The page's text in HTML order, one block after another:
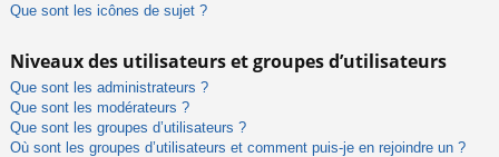
Que sont les icônes de sujet ?
Niveaux des utilisateurs et groupes d’utilisateurs
Que sont les administrateurs ?
Que sont les modérateurs ?
Que sont les groupes d’utilisateurs ?
Où sont les groupes d’utilisateurs et comment puis-je en rejoindre un ?